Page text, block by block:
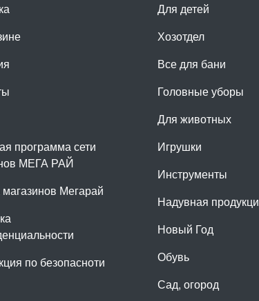
программа сети
МЕГА РАЙ
Мегарай
по безопасноти
Для детей
Хозотдел
Все для бани
Головные уборы
Для животных
Игрушки
Инструменты
Надувная
Новый Год
Обувь
Сад, огород